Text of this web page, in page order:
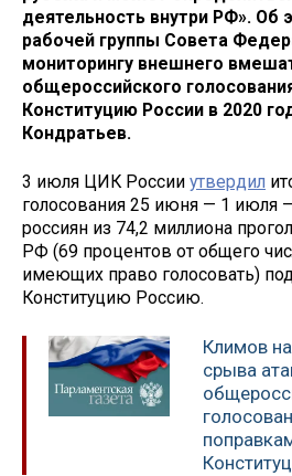
деятельность внутри РФ». Об
рабочей группы Совета
мониторингу внешнего
общероссийского
Конституцию России в 2020
Кондратьев.
3 июля ЦИК России утвердил
голосования 25 июня — 1 июля
россиян из 74,2 миллиона
РФ (69 процентов от общего
имеющих право голосовать)
Конституцию Россию.
Климов
срыва